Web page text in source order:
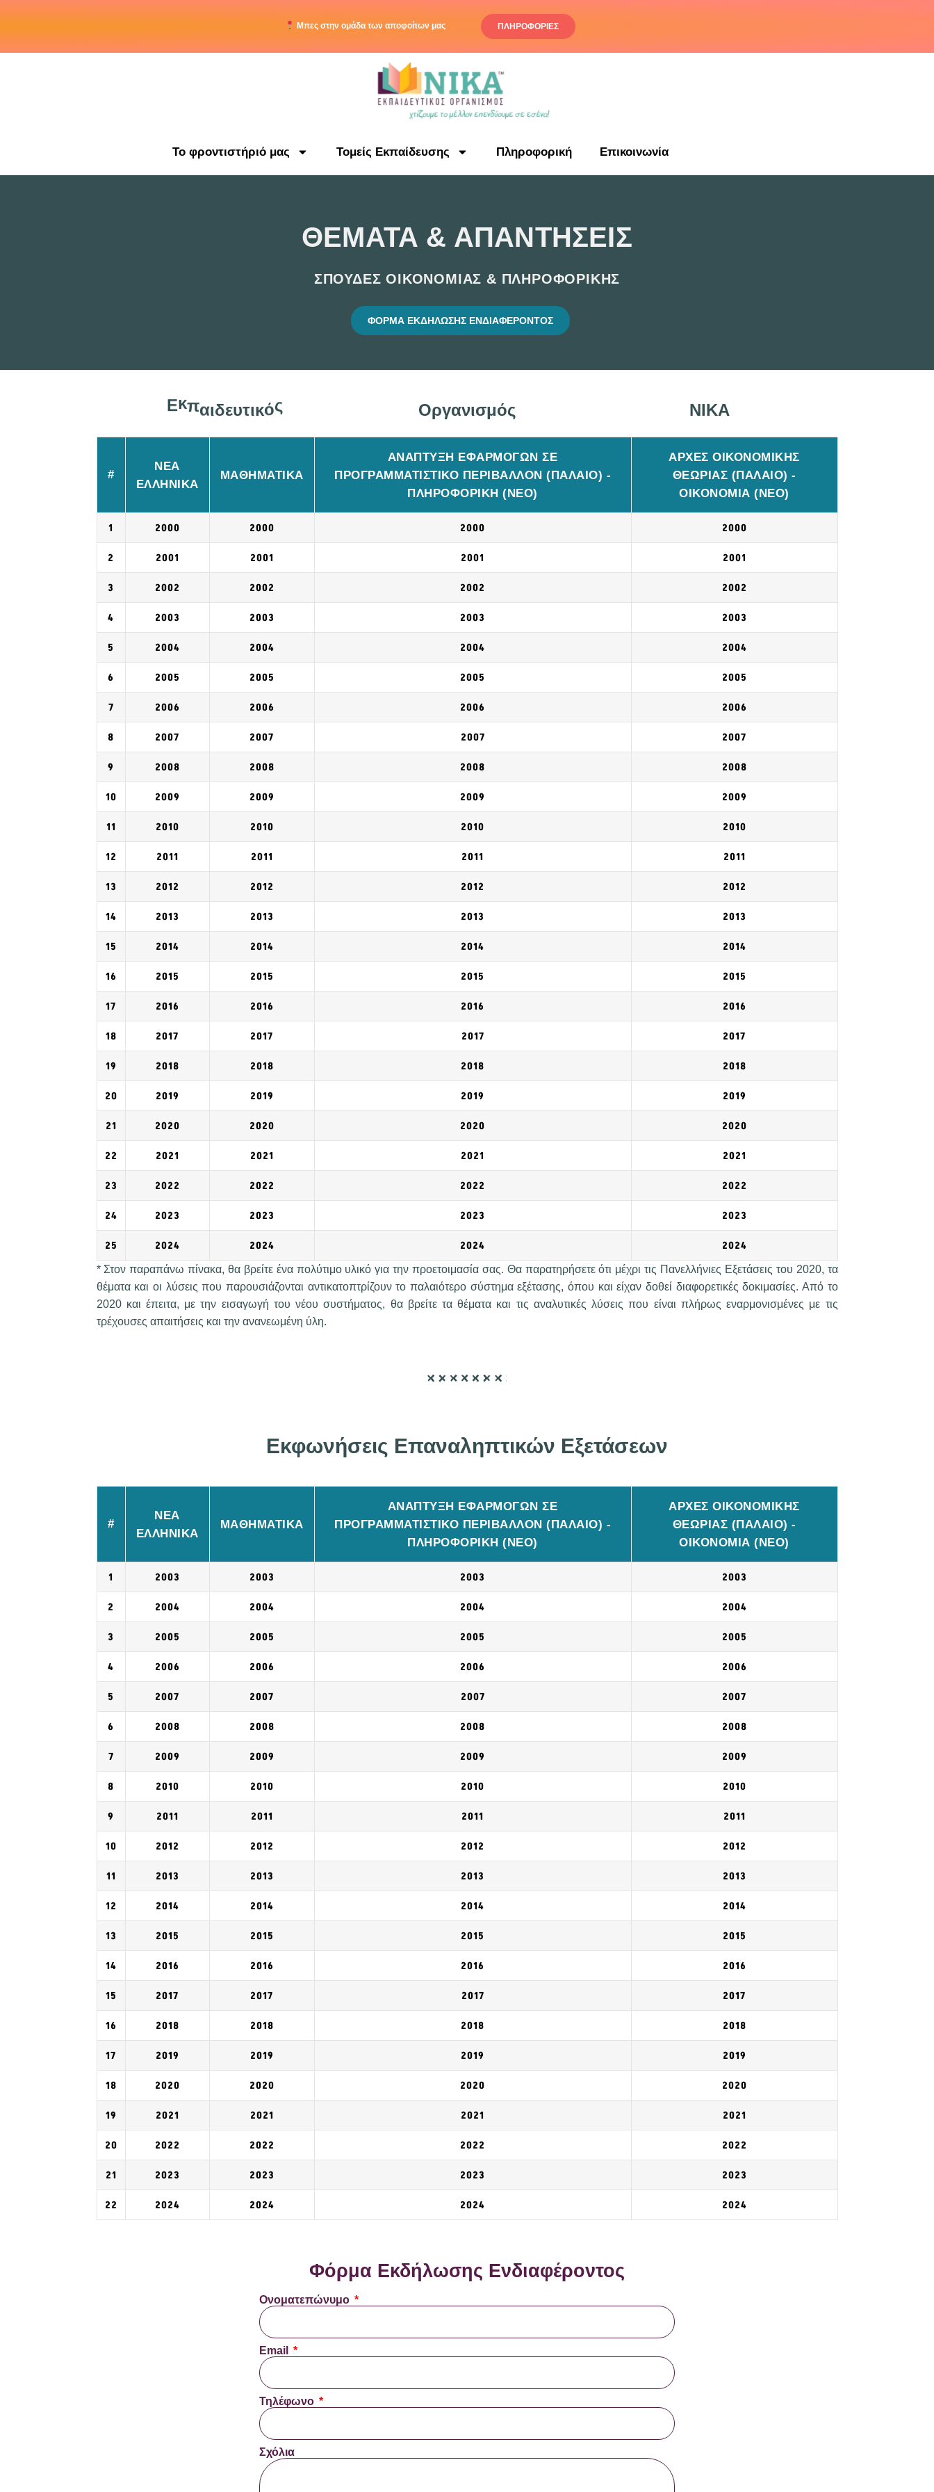
Μπες στην ομάδα των αποφοίτων μας ΠΛΗΡΟΦΟΡΙΕΣ
Το φροντιστήριό μας Τομείς Εκπαίδευσης Πληροφορική Επικοινωνία
ΘΕΜΑΤΑ & ΑΠΑΝΤΗΣΕΙΣ
ΣΠΟΥΔΕΣ ΟΙΚΟΝΟΜΙΑΣ & ΠΛΗΡΟΦΟΡΙΚΗΣ
ΦΟΡΜΑ ΕΚΔΗΛΩΣΗΣ ΕΝΔΙΑΦΕΡΟΝΤΟΣ
Εκπαιδευτικός Οργανισμός ΝΙΚΑ
#
ΝΕΑ
ΕΛΛΗΝΙΚΑ
ΜΑΘΗΜΑΤΙΚΑ
ΑΝΑΠΤΥΞΗ ΕΦΑΡΜΟΓΩΝ ΣΕ
ΠΡΟΓΡΑΜΜΑΤΙΣΤΙΚΟ ΠΕΡΙΒΑΛΛΟΝ (ΠΑΛΑΙΟ) -
ΠΛΗΡΟΦΟΡΙΚΗ (ΝΕΟ)
ΑΡΧΕΣ ΟΙΚΟΝΟΜΙΚΗΣ
ΘΕΩΡΙΑΣ (ΠΑΛΑΙΟ) -
ΟΙΚΟΝΟΜΙΑ (ΝΕΟ)
1 2000 2000 2000 2000
2 2001 2001 2001 2001
3 2002 2002 2002 2002
4 2003 2003 2003 2003
5 2004 2004 2004 2004
6 2005 2005 2005 2005
7 2006 2006 2006 2006
8 2007 2007 2007 2007
9 2008 2008 2008 2008
10 2009 2009 2009 2009
11 2010 2010 2010 2010
12 2011 2011 2011 2011
13 2012 2012 2012 2012
14 2013 2013 2013 2013
15 2014 2014 2014 2014
16 2015 2015 2015 2015
17 2016 2016 2016 2016
18 2017 2017 2017 2017
19 2018 2018 2018 2018
20 2019 2019 2019 2019
21 2020 2020 2020 2020
22 2021 2021 2021 2021
23 2022 2022 2022 2022
24 2023 2023 2023 2023
25 2024 2024 2024 2024
* Στον παραπάνω πίνακα, θα βρείτε ένα πολύτιμο υλικό για την προετοιμασία σας. Θα παρατηρήσετε ότι μέχρι τις Πανελλήνιες Εξετάσεις του 2020, τα
θέματα και οι λύσεις που παρουσιάζονται αντικατοπτρίζουν το παλαιότερο σύστημα εξέτασης, όπου και είχαν δοθεί διαφορετικές δοκιμασίες. Από το
2020 και έπειτα, με την εισαγωγή του νέου συστήματος, θα βρείτε τα θέματα και τις αναλυτικές λύσεις που είναι πλήρως εναρμονισμένες με τις
τρέχουσες απαιτήσεις και την ανανεωμένη ύλη.
Εκφωνήσεις Επαναληπτικών Εξετάσεων
#
ΝΕΑ
ΕΛΛΗΝΙΚΑ
ΜΑΘΗΜΑΤΙΚΑ
ΑΝΑΠΤΥΞΗ ΕΦΑΡΜΟΓΩΝ ΣΕ
ΠΡΟΓΡΑΜΜΑΤΙΣΤΙΚΟ ΠΕΡΙΒΑΛΛΟΝ (ΠΑΛΑΙΟ) -
ΠΛΗΡΟΦΟΡΙΚΗ (ΝΕΟ)
ΑΡΧΕΣ ΟΙΚΟΝΟΜΙΚΗΣ
ΘΕΩΡΙΑΣ (ΠΑΛΑΙΟ) -
ΟΙΚΟΝΟΜΙΑ (ΝΕΟ)
1 2003 2003 2003 2003
2 2004 2004 2004 2004
3 2005 2005 2005 2005
4 2006 2006 2006 2006
5 2007 2007 2007 2007
6 2008 2008 2008 2008
7 2009 2009 2009 2009
8 2010 2010 2010 2010
9 2011 2011 2011 2011
10 2012 2012 2012 2012
11 2013 2013 2013 2013
12 2014 2014 2014 2014
13 2015 2015 2015 2015
14 2016 2016 2016 2016
15 2017 2017 2017 2017
16 2018 2018 2018 2018
17 2019 2019 2019 2019
18 2020 2020 2020 2020
19 2021 2021 2021 2021
20 2022 2022 2022 2022
21 2023 2023 2023 2023
22 2024 2024 2024 2024
Φόρμα Εκδήλωσης Ενδιαφέροντος​
Ονοματεπώνυμο
Email
Τηλέφωνο
Σχόλια